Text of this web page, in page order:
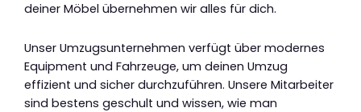
deiner Möbel übernehmen wir alles für dich.
Unser Umzugsunternehmen verfügt über modernes
Equipment und Fahrzeuge, um deinen Umzug
effizient und sicher durchzuführen. Unsere Mitarbeiter
sind bestens geschult und wissen, wie man